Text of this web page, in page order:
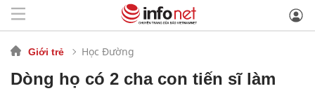
Giới trẻ Học Đường
Dòng họ có 2 cha con tiến sĩ làm